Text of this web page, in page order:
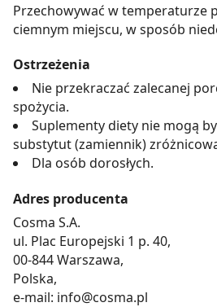
Przechowywać w temperaturze
ciemnym miejscu, w sposób
Ostrzeżenia
Nie przekraczać zalecanej
spożycia.
Suplementy diety nie mogą
substytut (zamiennik)
Dla osób dorosłych.
Adres producenta
Cosma S.A.
ul. Plac Europejski 1 p. 40,
00-844 Warszawa,
Polska,
e-mail: info@cosma.pl